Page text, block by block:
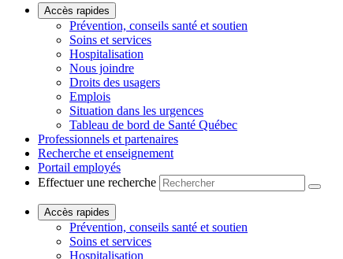
Accès rapides
Prévention, conseils santé et soutien
Soins et services
Hospitalisation
Nous joindre
Droits des usagers
Emplois
Situation dans les urgences
Tableau de bord de Santé Québec
Professionnels et partenaires
Recherche et enseignement
Portail employés
Effectuer une recherche
Accès rapides
Prévention, conseils santé et soutien
Soins et services
Hospitalisation